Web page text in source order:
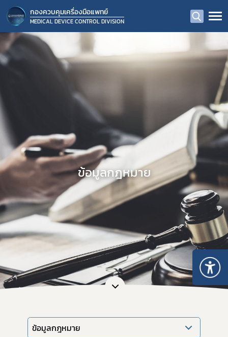
กองควบคุมเครื่องมือแพทย์
MEDICAL DEVICE CONTROL DIVISION
ข้อมูลกฎหมาย
ข้อมูลกฎหมาย